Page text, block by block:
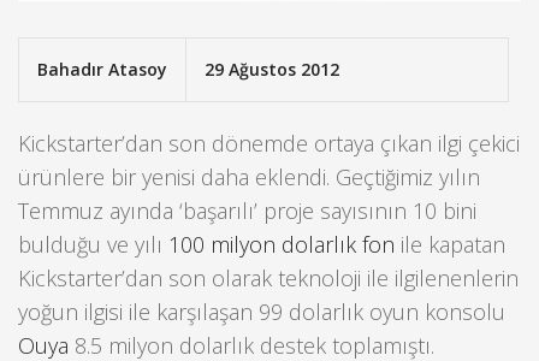
Bahadır Atasoy 29 Ağustos 2012
Kickstarter’dan son dönemde ortaya çıkan ilgi çekici
ürünlere bir yenisi daha eklendi. Geçtiğimiz yılın
Temmuz ayında ‘başarılı’ proje sayısının 10 bini
bulduğu ve yılı 100 milyon dolarlık fon ile kapatan
Kickstarter’dan son olarak teknoloji ile ilgilenenlerin
yoğun ilgisi ile karşılaşan 99 dolarlık oyun konsolu
Ouya 8.5 milyon dolarlık destek toplamıştı.